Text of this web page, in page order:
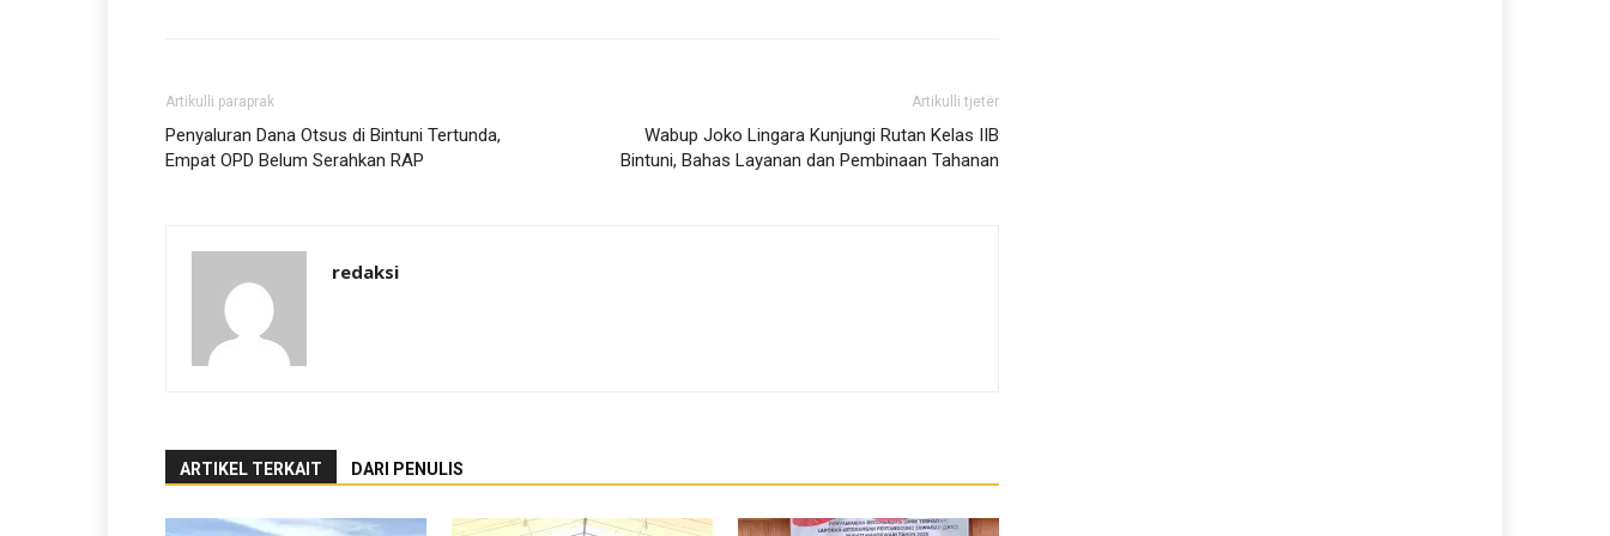
Artikulli paraprak
Penyaluran Dana Otsus di Bintuni Tertunda,
Empat OPD Belum Serahkan RAP
Artikulli tjetër
Wabup Joko Lingara Kunjungi Rutan Kelas IIB
Bintuni, Bahas Layanan dan Pembinaan Tahanan
redaksi
ARTIKEL TERKAIT DARI PENULIS